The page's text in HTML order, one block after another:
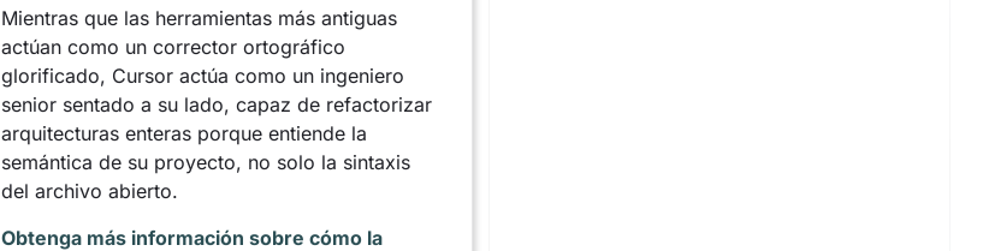
Mientras que las herramientas más antiguas
actúan como un corrector ortográfico
glorificado, Cursor actúa como un ingeniero
senior sentado a su lado, capaz de refactorizar
arquitecturas enteras porque entiende la
semántica de su proyecto, no solo la sintaxis
del archivo abierto.
Obtenga más información sobre cómo la